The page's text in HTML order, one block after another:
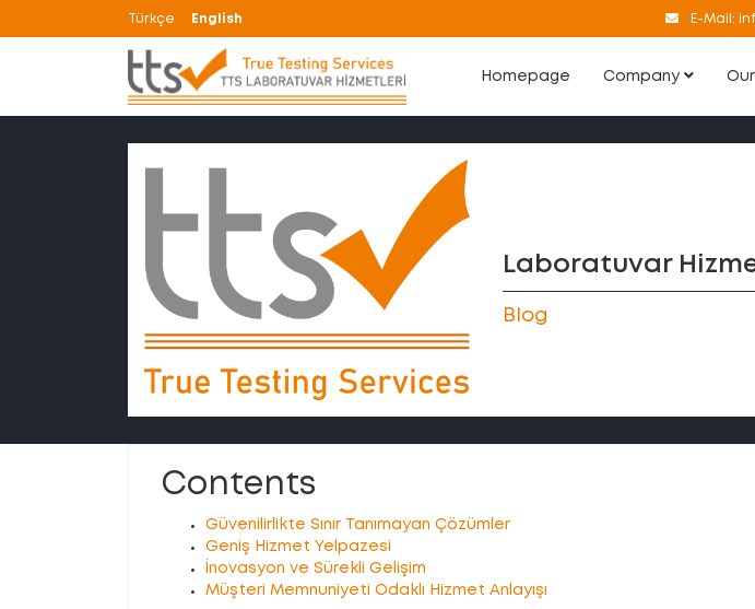
Türkçe English E-Mail:
Homepage Company
Laboratuvar
Blog
Contents
Güvenilirlikte Sınır Tanımayan Çözümler
Geniş Hizmet Yelpazesi
İnovasyon ve Sürekli Gelişim
Müşteri Memnuniyeti Odaklı Hizmet Anlayışı